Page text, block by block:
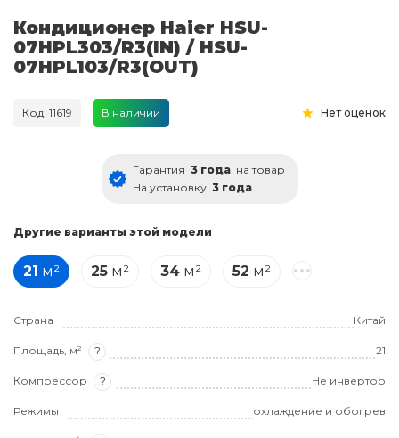
Кондиционер Haier HSU-
07HPL303/R3(IN) / HSU-
07HPL103/R3(OUT)
Код: 11619 В наличии Нет оценок
Гарантия 3 года на товар
На установку 3 года
Другие варианты этой модели
21 м² 25 м² 34 м² 52 м²
Страна Китай
Площадь, м² ? 21
Компрессор ? Не инвертор
Режимы охлаждение и обогрев